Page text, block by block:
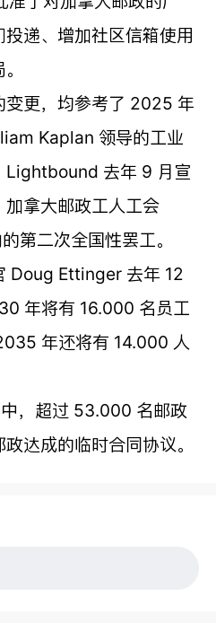
递、增加社区信箱使用
变更，均参考了 2025 年
Kaplan 领导的工业
Lightbound 去年 9 月宣
拿大邮政工人工会
第二次全国性罢工。
Doug Ettinger 去年 12
年将有 16.000 名员工
年还将有 14.000 人
，超过 53.000 名邮政
达成的临时合同协议。